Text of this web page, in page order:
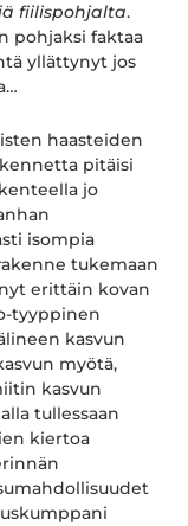
fiilispohjalta.
pohjaksi faktaa
yllättynyt jos
haasteiden
pitäisi
jo
isompia
tukemaan
erittäin kovan
tyyppinen
kasvun
myötä,
kasvun
tullessaan
kiertoa